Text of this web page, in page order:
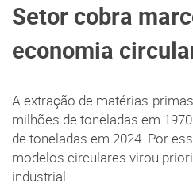
Setor cobra
economia
A extração de matérias-
milhões de toneladas em
de toneladas em 2024. Por
modelos circulares virou
industrial.